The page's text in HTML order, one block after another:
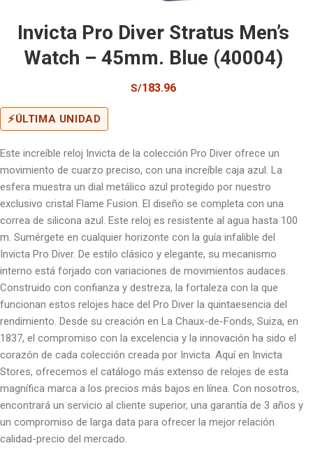
Invicta Pro Diver Stratus Men’s
Watch – 45mm. Blue (40004)
S/183.96
⚡ÚLTIMA UNIDAD
Este increíble reloj Invicta de la colección Pro Diver ofrece un
movimiento de cuarzo preciso, con una increíble caja azul. La
esfera muestra un dial metálico azul protegido por nuestro
exclusivo cristal Flame Fusion. El diseño se completa con una
correa de silicona azul. Este reloj es resistente al agua hasta 100
m. Sumérgete en cualquier horizonte con la guía infalible del
Invicta Pro Diver. De estilo clásico y elegante, su mecanismo
interno está forjado con variaciones de movimientos audaces.
Construido con confianza y destreza, la fortaleza con la que
funcionan estos relojes hace del Pro Diver la quintaesencia del
rendimiento. Desde su creación en La Chaux-de-Fonds, Suiza, en
1837, el compromiso con la excelencia y la innovación ha sido el
corazón de cada colección creada por Invicta. Aquí en Invicta
Stores, ofrecemos el catálogo más extenso de relojes de esta
magnífica marca a los precios más bajos en línea. Con nosotros,
encontrará un servicio al cliente superior, una garantía de 3 años y
un compromiso de larga data para ofrecer la mejor relación
calidad-precio del mercado.